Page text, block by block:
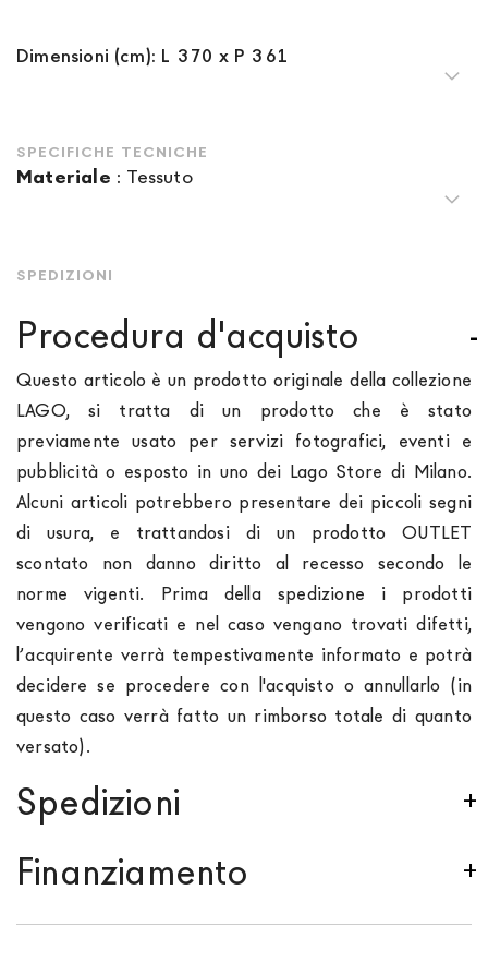
Dimensioni (cm): L 370 x P 361
SPECIFICHE TECNICHE
Materiale : Tessuto
SPEDIZIONI
Procedura d'acquisto
Questo articolo è un prodotto originale della collezione
LAGO, si tratta di un prodotto che è stato
previamente usato per servizi fotografici, eventi e
pubblicità o esposto in uno dei Lago Store di Milano.
Alcuni articoli potrebbero presentare dei piccoli segni
di usura, e trattandosi di un prodotto OUTLET
scontato non danno diritto al recesso secondo le
norme vigenti. Prima della spedizione i prodotti
vengono verificati e nel caso vengano trovati difetti,
l’acquirente verrà tempestivamente informato e potrà
decidere se procedere con l'acquisto o annullarlo (in
questo caso verrà fatto un rimborso totale di quanto
versato).
Spedizioni
Forniture Europaègratuita in Italia
, invece è
Finanziamento